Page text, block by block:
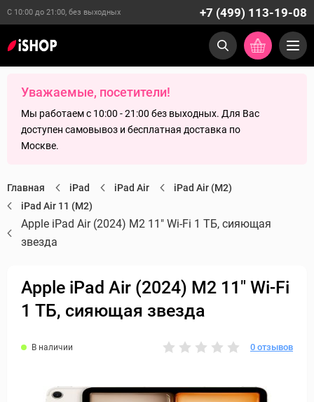
С 10:00 до 21:00, без выходных +7 (499) 113-19-08
Уважаемые, посетители!
Мы работаем с 10:00 - 21:00 без выходных. Для Вас
доступен самовывоз и бесплатная доставка по
Москве.
Главная iPad iPad Air
iPad Air (M2)
iPad Air 11 (M2)
Apple iPad Air (2024) M2 11" Wi-Fi 1 ТБ, сияющая
звезда
Apple iPad Air (2024) M2 11" Wi-Fi
1 ТБ, сияющая звезда
В наличии 0 отзывов